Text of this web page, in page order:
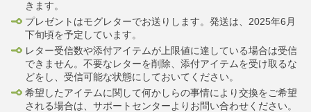
きます。
プレゼントはモグレターでお送りします。発送は、2025年6月
下旬頃を予定しています。
レター受信数や添付アイテムが上限値に達している場合は受信
できません。不要なレターを削除、添付アイテムを受け取るな
どをし、受信可能な状態にしておいてください。
希望したアイテムに関して何かしらの事情により交換をご希望
される場合は、サポートセンターよりお問い合わせください。